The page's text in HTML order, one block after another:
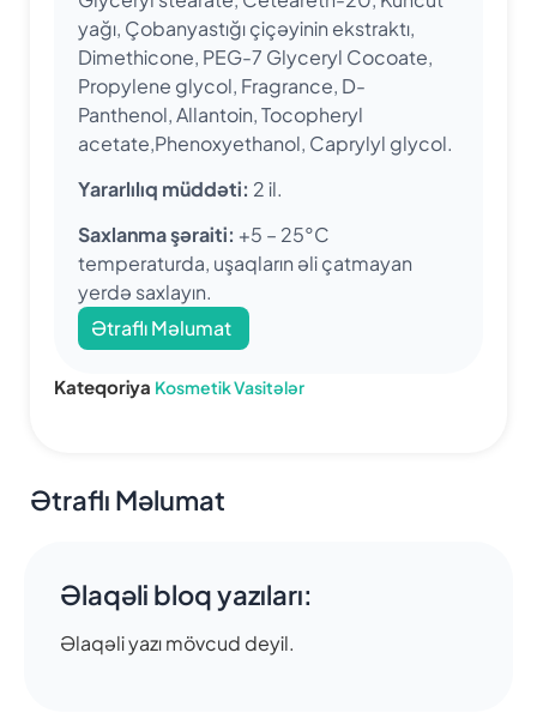
yağı, Çobanyastığı çiçəyinin ekstraktı,
Dimethicone, PEG-7 Glyceryl Cocoate,
Propylene glycol, Fragrance, D-
Panthenol, Allantoin, Tocopheryl
acetate,Phenoxyethanol, Caprylyl glycol.
Yararlılıq müddəti: 2 il.
Saxlanma şəraiti: +5 – 25°C
temperaturda, uşaqların əli çatmayan
yerdə saxlayın.
Ətraflı Məlumat
Kateqoriya Kosmetik Vasitələr
Ətraflı Məlumat
Əlaqəli bloq yazıları:
Əlaqəli yazı mövcud deyil.